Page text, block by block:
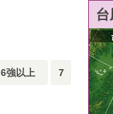
6強以上 7